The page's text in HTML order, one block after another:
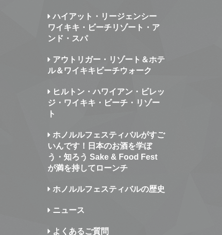
ハイアット・リージェンシー
ワイキキ・ビーチリゾート・ア
ンド・スパ
アウトリガー・リゾート＆ホテ
ル＆ワイキキビーチウォーク
ヒルトン・ハワイアン・ビレッ
ジ・ワイキキ・ビーチ・リゾー
ト
ホノルルフェスティバルがすご
いんです！日本のお酒を学ぼ
う・知ろう Sake & Food Fest
が満を持してローンチ
ホノルルフェスティバルの歴史
ニュース
よくあるご質問